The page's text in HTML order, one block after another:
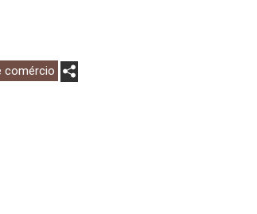
comércio